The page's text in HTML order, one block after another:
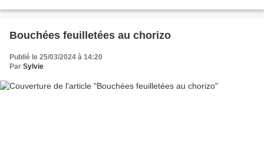
Bouchées feuilletées au chorizo
Publié le 25/03/2024 à 14:20
Par Sylvie